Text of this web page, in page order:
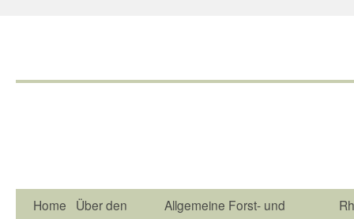
Home
Über den
Allgemeine Forst- und